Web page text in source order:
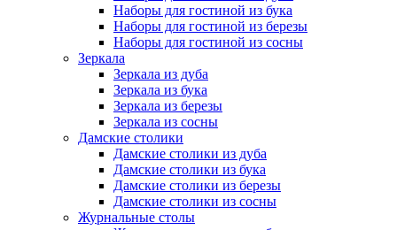
Наборы для гостиной из бука
Наборы для гостиной из березы
Наборы для гостиной из сосны
Зеркала
Зеркала из дуба
Зеркала из бука
Зеркала из березы
Зеркала из сосны
Дамские столики
Дамские столики из дуба
Дамские столики из бука
Дамские столики из березы
Дамские столики из сосны
Журнальные столы